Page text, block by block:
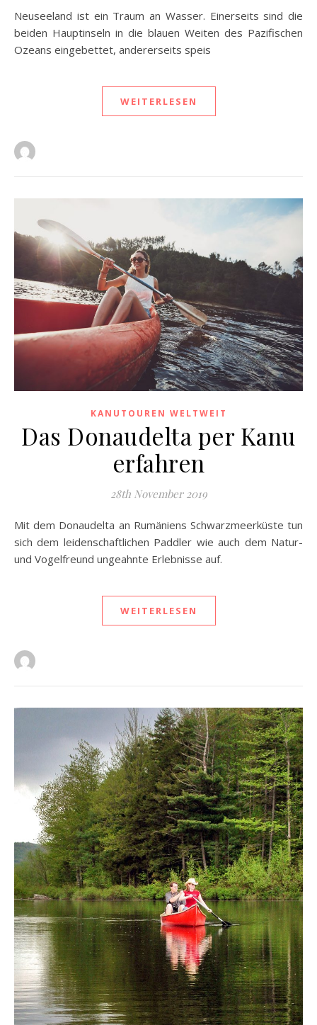
Neuseeland ist ein Traum an Wasser. Einerseits sind die
beiden Hauptinseln in die blauen Weiten des Pazifischen
Ozeans eingebettet, andererseits speis
WEITERLESEN
KANUTOUREN WELTWEIT
Das Donaudelta per Kanu
erfahren
28th November 2019
Mit dem Donaudelta an Rumäniens Schwarzmeerküste tun
sich dem leidenschaftlichen Paddler wie auch dem Natur-
und Vogelfreund ungeahnte Erlebnisse auf.
WEITERLESEN